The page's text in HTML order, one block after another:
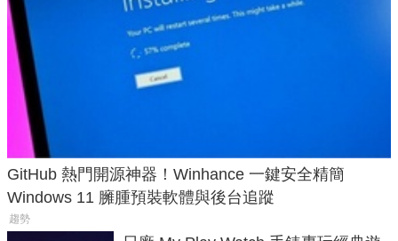
GitHub 熱門開源神器！Winhance 一鍵安全精簡
Windows 11 臃腫預裝軟體與後台追蹤
趨勢